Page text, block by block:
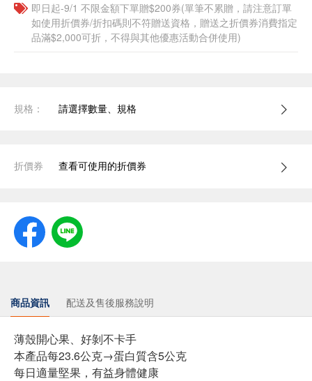
即日起-9/1 不限金額下單贈$200券(單筆不累贈，請注意訂單
如使用折價券/折扣碼則不符贈送資格，贈送之折價券消費指定
品滿$2,000可折，不得與其他優惠活動合併使用)
規格： 請選擇數量、規格
折價券 查看可使用的折價券
商品資訊 配送及售後服務說明
薄殼開心果、好剝不卡手
本產品每23.6公克→蛋白質含5公克
每日適量堅果，有益身體健康